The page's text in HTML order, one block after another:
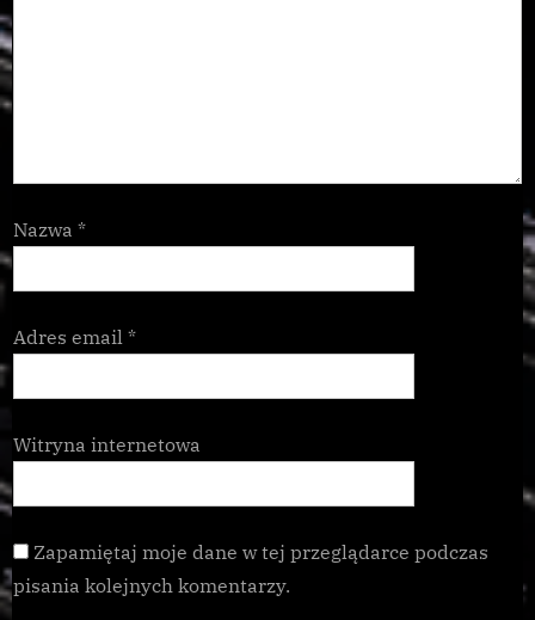
Nazwa *
Adres email *
Witryna internetowa
Zapamiętaj moje dane w tej przeglądarce podczas
pisania kolejnych komentarzy.